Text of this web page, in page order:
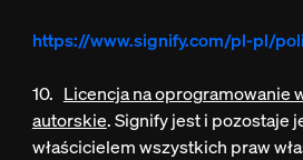
https://www.signify.com/pl-pl/
10. Licencja na oprogramowanie
autorskie. Signify jest i pozostaje
właścicielem wszystkich praw